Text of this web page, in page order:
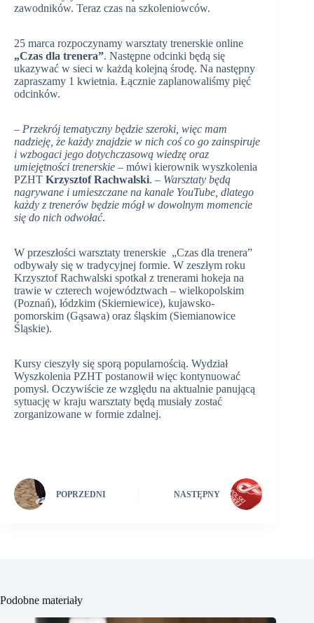
zawodników. Teraz czas na szkoleniowców.
25 marca rozpoczynamy warsztaty trenerskie online
„Czas dla trenera”. Następne odcinki będą się
ukazywać w sieci w każdą kolejną środę. Na następny
zapraszamy 1 kwietnia. Łącznie zaplanowaliśmy pięć
odcinków.
– Przekrój tematyczny będzie szeroki, więc mam
nadzieję, że każdy znajdzie w nich coś co go zainspiruje
i wzbogaci jego dotychczasową wiedzę oraz
umiejętności trenerskie – mówi kierownik wyszkolenia
PZHT Krzysztof Rachwalski. – Warsztaty będą
nagrywane i umieszczane na kanale YouTube, dlatego
każdy z trenerów będzie mógł w dowolnym momencie
się do nich odwołać.
W przeszłości warsztaty trenerskie „Czas dla trenera”
odbywały się w tradycyjnej formie. W zeszłym roku
Krzysztof Rachwalski spotkał z trenerami hokeja na
trawie w czterech województwach – wielkopolskim
(Poznań), łódzkim (Skierniewice), kujawsko-
pomorskim (Gąsawa) oraz śląskim (Siemianowice
Śląskie).
Kursy cieszyły się sporą popularnością. Wydział
Wyszkolenia PZHT postanowił więc kontynuować
pomysł. Oczywiście ze względu na aktualnie panującą
sytuację w kraju warsztaty będą musiały zostać
zorganizowane w formie zdalnej.
POPRZEDNI NASTĘPNY
Podobne materiały